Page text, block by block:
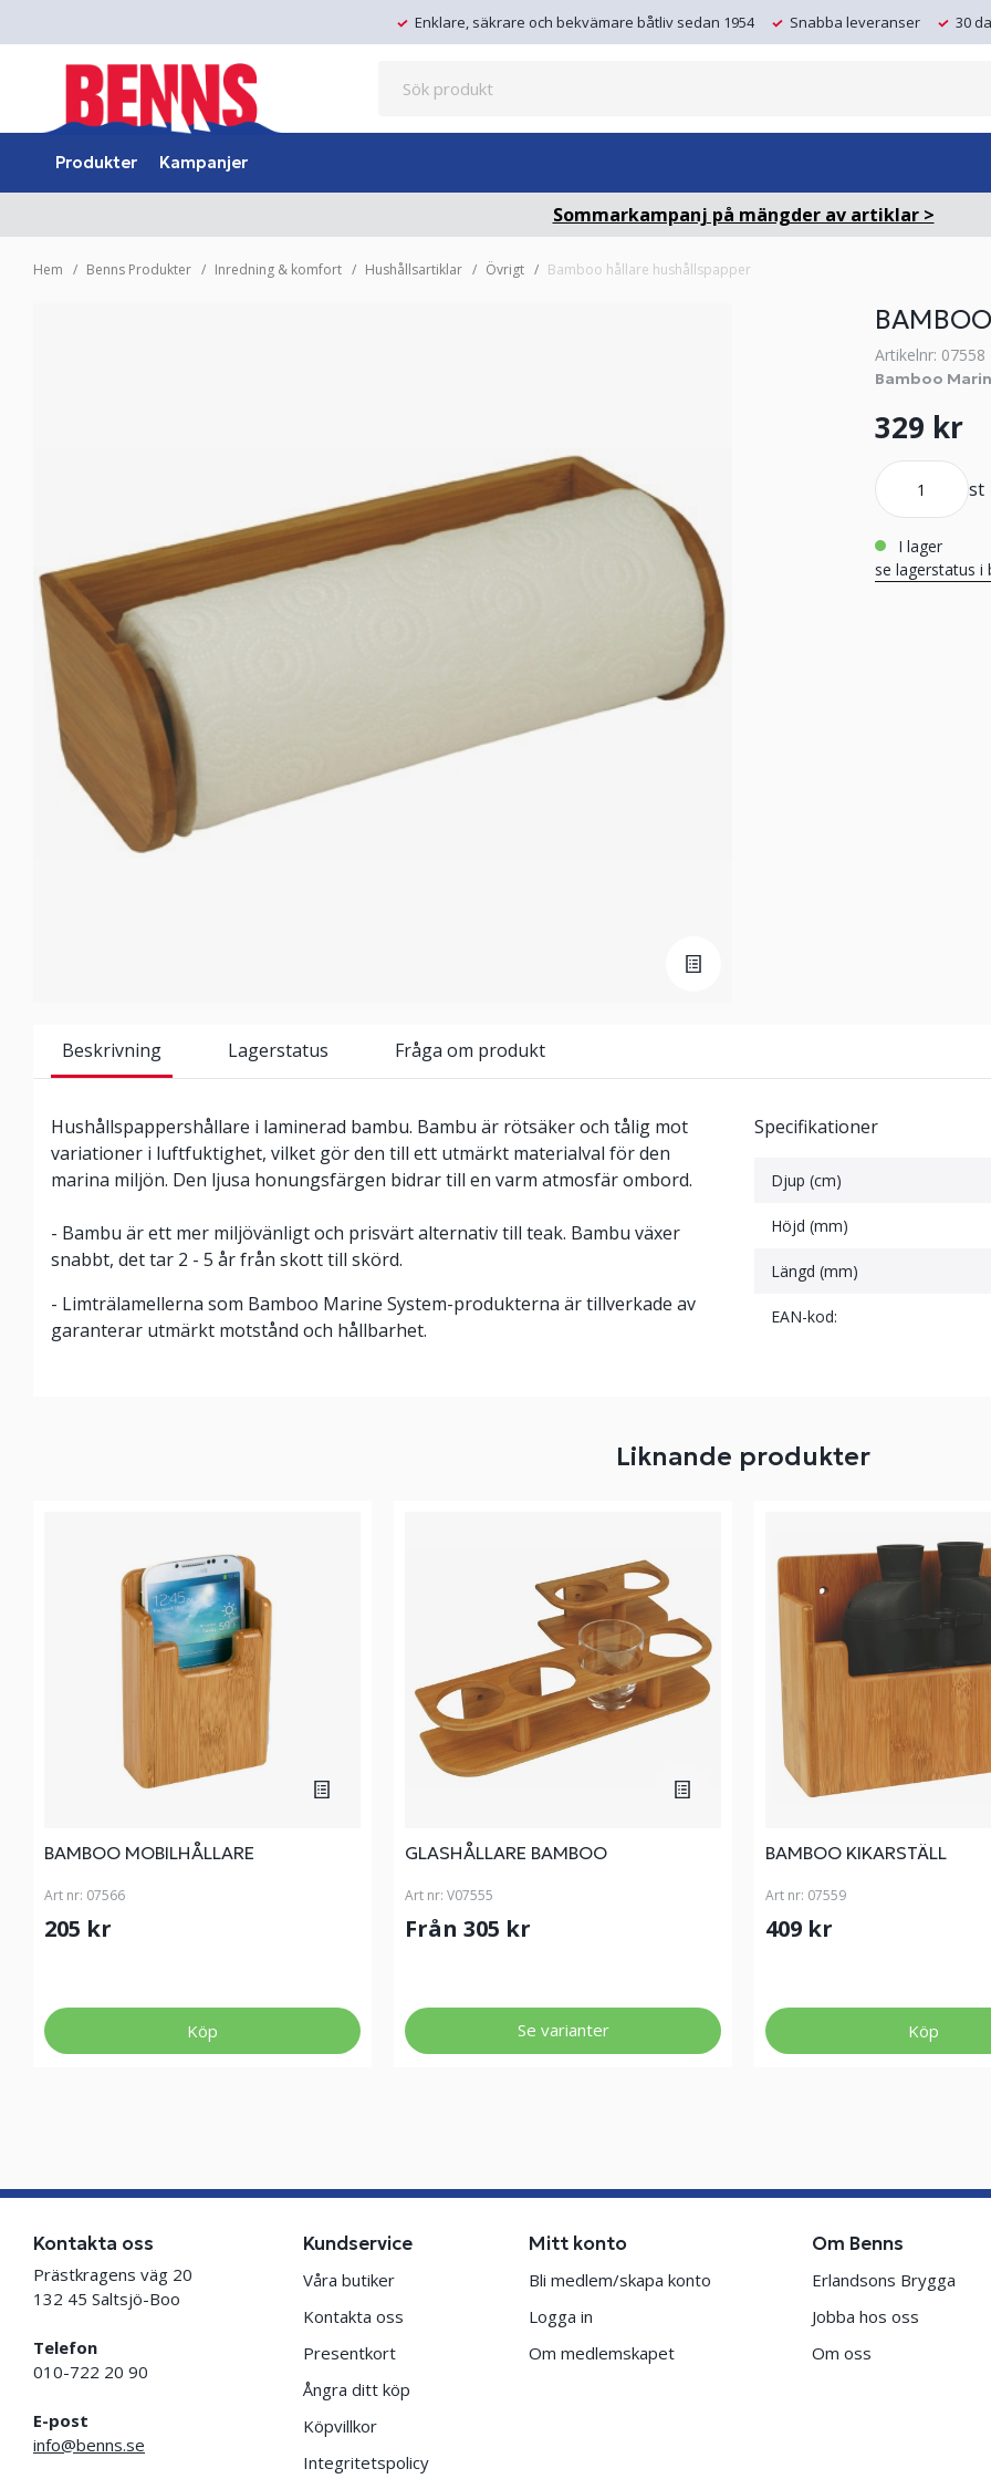
Enklare, säkrare och bekvämare båtliv sedan 1954 Snabba leveranser 30
Produkter Kampanjer
Sommarkampanj på mängder av artiklar >
Hem Benns Produkter Inredning & komfort Hushållsartiklar Övrigt Bamboo hållare hushållspapper
Artikelnr: 07558
Bamboo
329 kr
st
i lager
se lagerstatus i
Beskrivning Lagerstatus Fråga om produkt
Hushållspappershållare i laminerad bambu. Bambu är rötsäker och tålig mot
variationer i luftfuktighet, vilket gör den till ett utmärkt materialval för den
marina miljön. Den ljusa honungsfärgen bidrar till en varm atmosfär ombord.
- Bambu är ett mer miljövänligt och prisvärt alternativ till teak. Bambu växer
snabbt, det tar 2 - 5 år från skott till skörd.
- Limträlamellerna som Bamboo Marine System-produkterna är tillverkade av
garanterar utmärkt motstånd och hållbarhet.
Specifikationer
Djup (cm)
Höjd (mm)
Längd (mm)
EAN-kod:
Liknande produkter
BAMBOO MOBILHÅLLARE
Art nr: 07566
205 kr
Köp
GLASHÅLLARE BAMBOO
Art nr: V07555
Från 305 kr
Se varianter
BAMBOO KIKARSTÄLL
Art nr: 07559
409 kr
Köp
Kontakta oss
Prästkragens väg 20
132 45 Saltsjö-Boo
Telefon
010-722 20 90
E-post
info@benns.se
Kundservice
Våra butiker
Kontakta oss
Presentkort
Ångra ditt köp
Köpvillkor
Integritetspolicy
Mitt konto
Bli medlem/skapa konto
Logga in
Om medlemskapet
Om Benns
Erlandsons Brygga
Jobba hos oss
Om oss